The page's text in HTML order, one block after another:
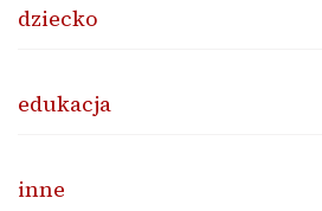
dziecko
edukacja
inne